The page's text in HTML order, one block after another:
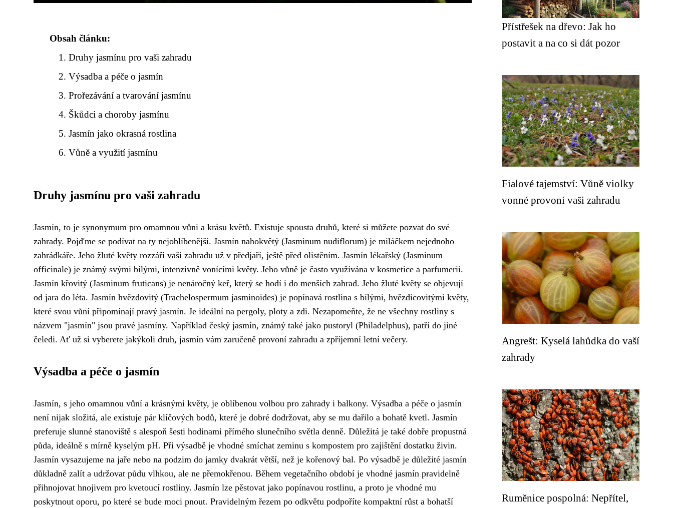
Obsah článku:
Druhy jasmínu pro vaši zahradu
Výsadba a péče o jasmín
Prořezávání a tvarování jasmínu
Škůdci a choroby jasmínu
Jasmín jako okrasná rostlina
Vůně a využití jasmínu
Druhy jasmínu pro vaši zahradu
Jasmín, to je synonymum pro omamnou vůni a krásu květů. Existuje spousta druhů, které si můžete pozvat do své
zahrady. Pojďme se podívat na ty nejoblíbenější. Jasmín nahokvětý (Jasminum nudiflorum) je miláčkem nejednoho
zahrádkáře. Jeho žluté květy rozzáří vaši zahradu už v předjaří, ještě před olistěním. Jasmín lékařský (Jasminum
officinale) je známý svými bílými, intenzivně vonícími květy. Jeho vůně je často využívána v kosmetice a parfumerii.
Jasmín křovitý (Jasminum fruticans) je nenáročný keř, který se hodí i do menších zahrad. Jeho žluté květy se objevují
od jara do léta. Jasmín hvězdovitý (Trachelospermum jasminoides) je popínavá rostlina s bílými, hvězdicovitými květy,
které svou vůní připomínají pravý jasmín. Je ideální na pergoly, ploty a zdi. Nezapomeňte, že ne všechny rostliny s
názvem "jasmín" jsou pravé jasmíny. Například český jasmín, známý také jako pustoryl (Philadelphus), patří do jiné
čeledi. Ať už si vyberete jakýkoli druh, jasmín vám zaručeně provoní zahradu a zpříjemní letní večery.
Výsadba a péče o jasmín
Jasmín, s jeho omamnou vůní a krásnými květy, je oblíbenou volbou pro zahrady i balkony. Výsadba a péče o jasmín
není nijak složitá, ale existuje pár klíčových bodů, které je dobré dodržovat, aby se mu dařilo a bohatě kvetl. Jasmín
preferuje slunné stanoviště s alespoň šesti hodinami přímého slunečního světla denně. Důležitá je také dobře propustná
půda, ideálně s mírně kyselým pH. Při výsadbě je vhodné smíchat zeminu s kompostem pro zajištění dostatku živin.
Jasmín vysazujeme na jaře nebo na podzim do jamky dvakrát větší, než je kořenový bal. Po výsadbě je důležité jasmín
důkladně zalít a udržovat půdu vlhkou, ale ne přemokřenou. Během vegetačního období je vhodné jasmín pravidelně
přihnojovat hnojivem pro kvetoucí rostliny. Jasmín lze pěstovat jako popínavou rostlinu, a proto je vhodné mu
poskytnout oporu, po které se bude moci pnout. Pravidelným řezem po odkvětu podpoříte kompaktní růst a bohatší
Přístřešek na dřevo: Jak ho
postavit a na co si dát pozor
Fialové tajemství: Vůně violky
vonné provoní vaši zahradu
Angrešt: Kyselá lahůdka do vaší
zahrady
Ruměnice pospolná: Nepřítel,